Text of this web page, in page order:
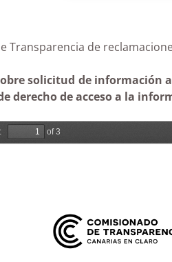
de Transparencia de
solicitud de información
derecho de acceso a la